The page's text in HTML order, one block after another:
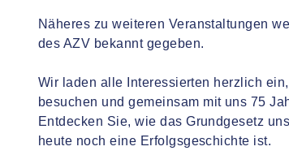
Näheres zu weiteren Veranstaltungen
des AZV bekannt gegeben.
Wir laden alle Interessierten herzlich
besuchen und gemeinsam mit uns 75
Entdecken Sie, wie das Grundgesetz
heute noch eine Erfolgsgeschichte ist.